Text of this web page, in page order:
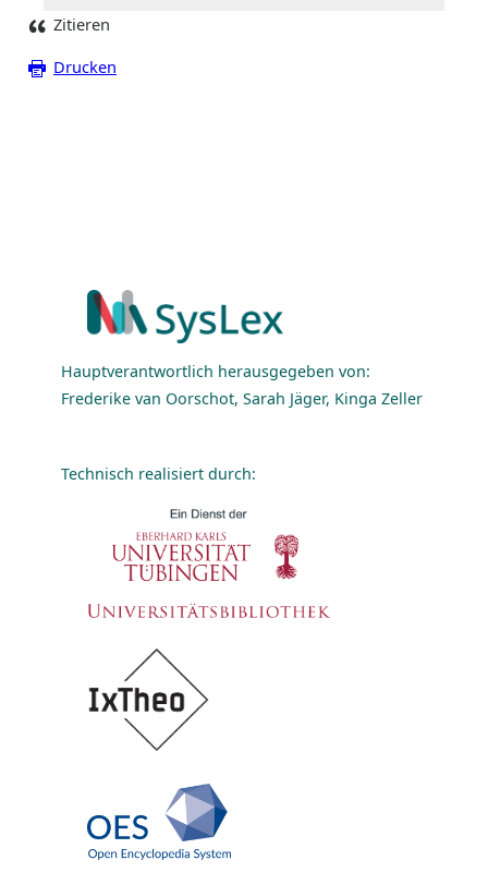
Zitieren
Drucken
Hauptverantwortlich herausgegeben von:
Frederike van Oorschot, Sarah Jäger, Kinga Zeller
Technisch realisiert durch: